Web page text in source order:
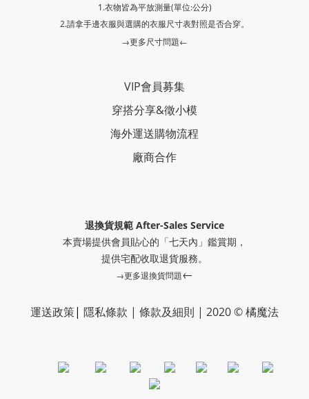
1.衣物皆為平放測量(單位:公分)
2.請拿手邊衣服與選購的衣服尺寸表對照是否合穿。
→更多尺寸問題←
VIP會員募集
穿搭分享&徵小模
海外運送購物流程
廠商合作
退換貨規範 After-Sales Service
本賣場提供會員貼心的「七天內」鑑賞期，
提供宅配收取退貨服務。
→更多退換貨問題←
運送政策| 隱私條款 | 條款及細則 | 2020 © 橘魔法